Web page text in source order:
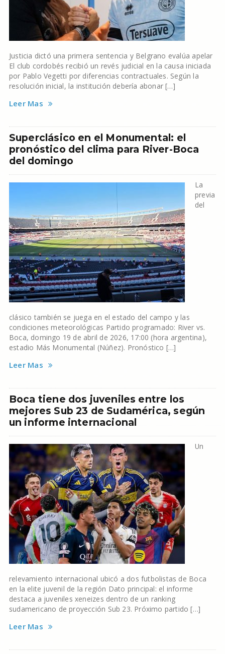
Justicia dictó una primera sentencia y Belgrano evalúa apelar
El club cordobés recibió un revés judicial en la causa iniciada
por Pablo Vegetti por diferencias contractuales. Según la
resolución inicial, la institución debería abonar […]
Leer Mas
Superclásico en el Monumental: el
pronóstico del clima para River-Boca
del domingo
La
previa
del
clásico también se juega en el estado del campo y las
condiciones meteorológicas Partido programado: River vs.
Boca, domingo 19 de abril de 2026, 17:00 (hora argentina),
estadio Más Monumental (Núñez). Pronóstico […]
Leer Mas
Boca tiene dos juveniles entre los
mejores Sub 23 de Sudamérica, según
un informe internacional
Un
relevamiento internacional ubicó a dos futbolistas de Boca
en la elite juvenil de la región Dato principal: el informe
destaca a juveniles xeneizes dentro de un ranking
sudamericano de proyección Sub 23. Próximo partido […]
Leer Mas